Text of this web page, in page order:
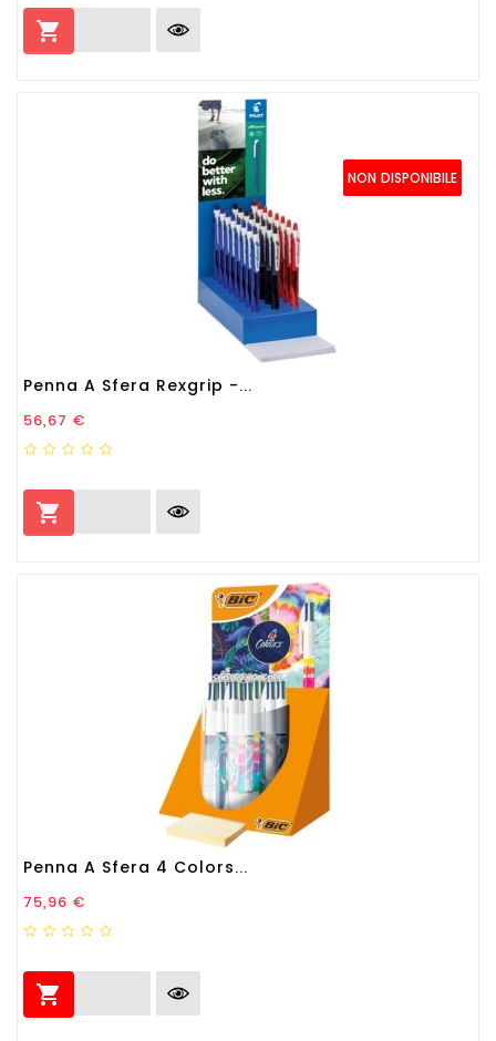

NON DISPONIBILE
Penna A Sfera Rexgrip -...
Prezzo
56,67 €

Penna A Sfera 4 Colors...
Prezzo
75,96 €
